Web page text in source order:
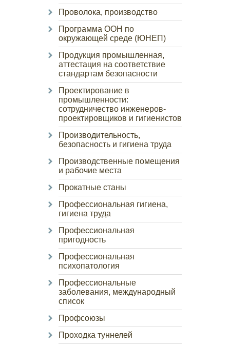
Проволока, производство
Программа ООН по
окружающей среде (ЮНЕП)
Продукция промышленная,
аттестация на соответствие
стандартам безопасности
Проектирование в
промышленности:
сотрудничество инженеров-
проектировщиков и гигиенистов
Производительность,
безопасность и гигиена труда
Производственные помещения
и рабочие места
Прокатные станы
Профессиональная гигиена,
гигиена труда
Профессиональная
пригодность
Профессиональная
психопатология
Профессиональные
заболевания, международный
список
Профсоюзы
Проходка туннелей